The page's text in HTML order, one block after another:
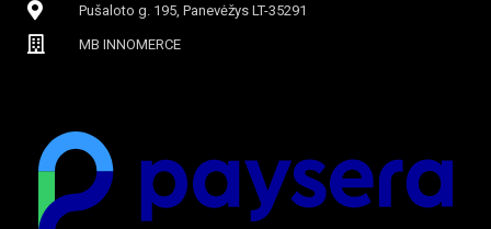
Pušaloto g. 195, Panevėžys LT-35291
MB INNOMERCE